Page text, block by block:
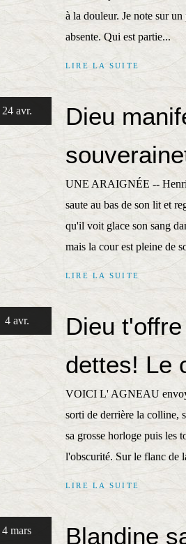
à la douleur. Je note sur
absente. Qui est partie...
LIRE LA SUITE
24 avr.
Dieu
UNE ARAIGNÉE --
saute au bas de son lit et
qu'il voit glace son sang
mais la cour est pleine de
LIRE LA SUITE
4 avr.
Dieu
dettes! Le
VOICI L' AGNEAU
sorti de derrière la colline,
sa grosse horloge puis les
l'obscurité. Sur le flanc de
LIRE LA SUITE
4 mars Blandine